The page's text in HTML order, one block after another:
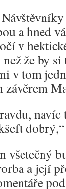
a hned
v
že by
v tom
závěrem
navíc
všetečný
a její